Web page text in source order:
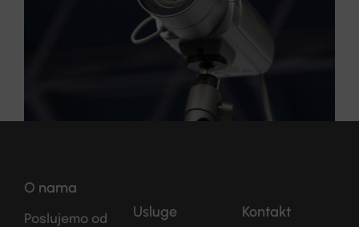
O nama
Poslujemo od
Usluge Kontakt